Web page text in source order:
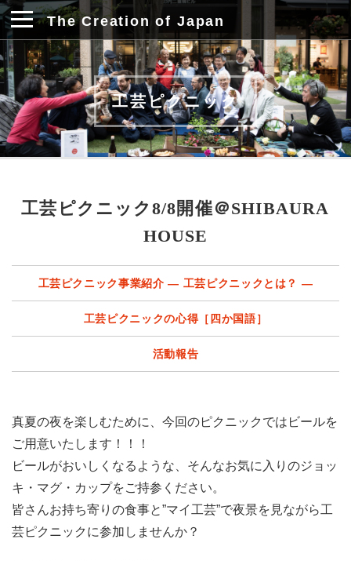
The Creation of Japan
工芸ピクニック
工芸ピクニック8/8開催＠SHIBAURA
HOUSE
工芸ピクニック事業紹介 ― 工芸ピクニックとは？ ―
工芸ピクニックの心得［四か国語］
活動報告
真夏の夜を楽しむために、今回のピクニックではビールを
ご用意いたします！！！
ビールがおいしくなるような、そんなお気に入りのジョッ
キ・マグ・カップをご持参ください。
皆さんお持ち寄りの食事と”マイ工芸”で夜景を見ながら工
芸ピクニックに参加しませんか？